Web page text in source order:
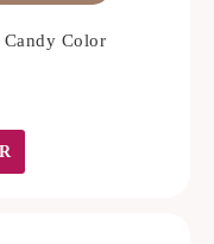
Candy Color